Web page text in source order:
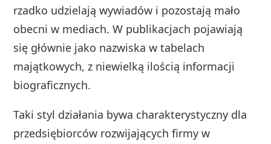
rzadko udzielają wywiadów i pozostają mało
obecni w mediach. W publikacjach pojawiają
się głównie jako nazwiska w tabelach
majątkowych, z niewielką ilością informacji
biograficznych.
Taki styl działania bywa charakterystyczny dla
przedsiębiorców rozwijających firmy w